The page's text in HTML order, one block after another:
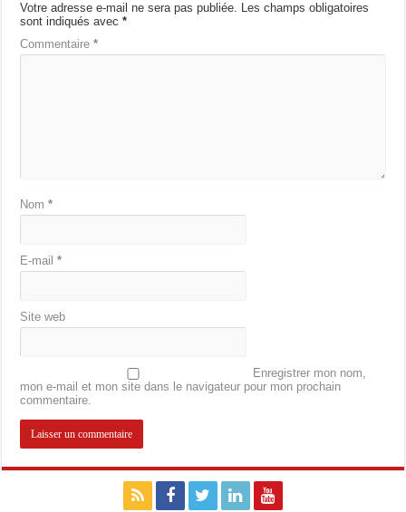
Votre adresse e-mail ne sera pas publiée. Les champs obligatoires
sont indiqués avec*
Commentaire*
Nom*
E-mail*
Site web
Enregistrer mon nom,
mon e-mail et mon site dans le navigateur pour mon prochain
commentaire.